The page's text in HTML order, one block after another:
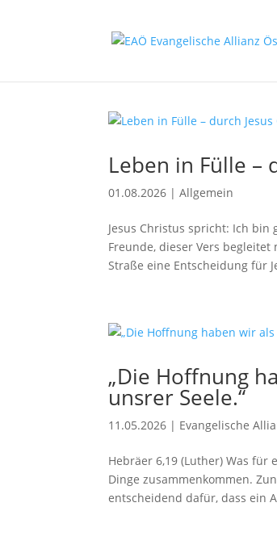
Leben in Fülle –
01.08.2026 |Allgemein
Jesus Christus spricht: Ich bin
Freunde, dieser Vers
Straße eine Entscheidung für
„Die Hoffnung
unsrer Seele.“
11.05.2026 | Evangelische
Hebräer 6,19 (Luther) Was
Dinge zusammenkommen.
entscheidend dafür, dass ein